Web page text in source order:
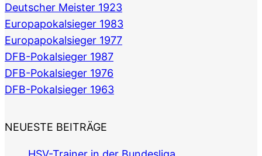
Deutscher Meister 1923
Europapokalsieger 1983
Europapokalsieger 1977
DFB-Pokalsieger 1987
DFB-Pokalsieger 1976
DFB-Pokalsieger 1963
NEUESTE BEITRÄGE